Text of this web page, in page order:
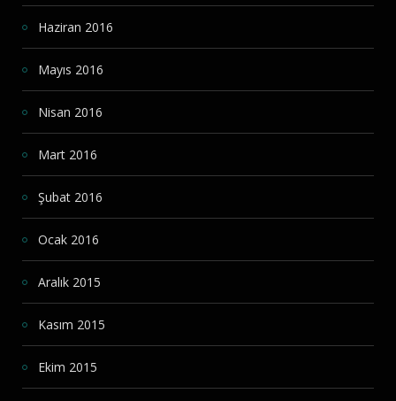
Haziran 2016
Mayıs 2016
Nisan 2016
Mart 2016
Şubat 2016
Ocak 2016
Aralık 2015
Kasım 2015
Ekim 2015